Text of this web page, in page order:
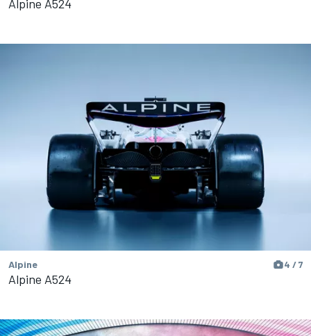
Alpine A524
Alpine 4 / 7
Alpine A524